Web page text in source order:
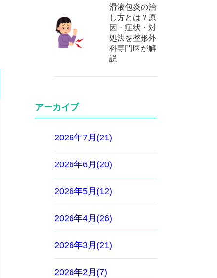
滑液包炎の治
し方とは？原
因・症状・対
処法を整形外
科専門医が解
説
アーカイブ
2026年7月(21)
2026年6月(20)
2026年5月(12)
2026年4月(26)
2026年3月(21)
2026年2月(7)